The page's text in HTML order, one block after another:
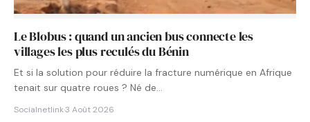
Le Blobus : quand un ancien bus connecte les
villages les plus reculés du Bénin
Et si la solution pour réduire la fracture numérique en Afrique
tenait sur quatre roues ? Né de…
Socialnetlink·3 Août 2026